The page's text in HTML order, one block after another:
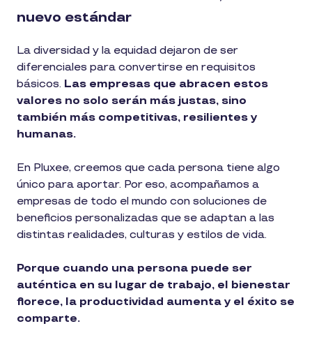
nuevo estándar
La diversidad y la equidad dejaron de ser
diferenciales para convertirse en requisitos
básicos. Las empresas que abracen estos
valores no solo serán más justas, sino
también más competitivas, resilientes y
humanas.
En Pluxee, creemos que cada persona tiene algo
único para aportar. Por eso, acompañamos a
empresas de todo el mundo con soluciones de
beneficios personalizadas que se adaptan a las
distintas realidades, culturas y estilos de vida.
Porque cuando una persona puede ser
auténtica en su lugar de trabajo, el bienestar
florece, la productividad aumenta y el éxito se
comparte.